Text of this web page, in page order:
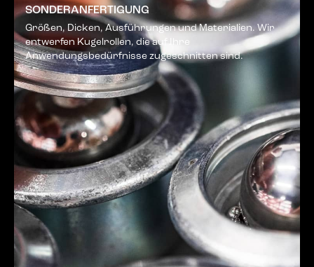
SONDERANFERTIGUNG
Größen, Dicken, Ausführungen und Materialien. Wir
entwerfen Kugelrollen, die auf Ihre
Anwendungsbedürfnisse zugeschnitten sind.